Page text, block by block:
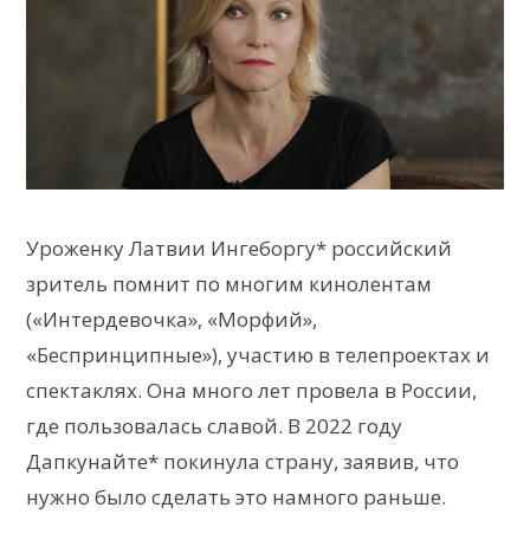
Уроженку Латвии Ингеборгу* российский
зритель помнит по многим кинолентам
(«Интердевочка», «Морфий»,
«Беспринципные»), участию в телепроектах и
спектаклях. Она много лет провела в России,
где пользовалась славой. В 2022 году
Дапкунайте* покинула страну, заявив, что
нужно было сделать это намного раньше.